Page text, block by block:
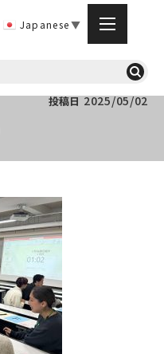
Japanese▼
投稿日 2025/05/02